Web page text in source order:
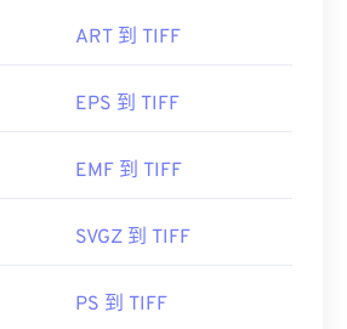
ART 到 TIFF
EPS 到 TIFF
EMF 到 TIFF
SVGZ 到 TIFF
PS 到 TIFF